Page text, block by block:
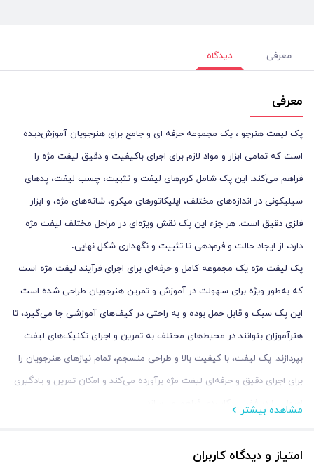
معرفی دیدگاه
معرفی
پک لیفت هنرجو ، یک مجموعه حرفه‌ ای و جامع برای هنرجویان آموزش‌دیده
است که تمامی ابزار و مواد لازم برای اجرای باکیفیت و دقیق لیفت مژه را
فراهم می‌کند. این پک شامل کرم‌های لیفت و تثبیت، چسب لیفت، پدهای
سیلیکونی در اندازه‌های مختلف، اپلیکاتورهای میکرو، شانه‌های مژه، و ابزار
فلزی دقیق است. هر جزء این پک نقش ویژه‌ای در مراحل مختلف لیفت مژه
دارد، از ایجاد حالت و فرم‌دهی تا تثبیت و نگهداری شکل نهایی.
پک لیفت مژه یک مجموعه کامل و حرفه‌ای برای اجرای فرآیند لیفت مژه است
که به‌طور ویژه برای سهولت در آموزش و تمرین هنرجویان طراحی شده است.
این پک سبک و قابل حمل بوده و به راحتی در کیف‌های آموزشی جا می‌گیرد، تا
هنرآموزان بتوانند در محیط‌های مختلف به تمرین و اجرای تکنیک‌های لیفت
بپردازند. پک لیفت، با کیفیت بالا و طراحی منسجم، تمام نیازهای هنرجویان را
برای اجرای دقیق و حرفه‌ای لیفت مژه برآورده می‌کند و امکان تمرین و یادگیری
اصولی را در فضایی کاربردی فراهم می‌سازد.
تجربه کنند و به درکی عمیق‌تر از این تکنیک دست یابند. این پک همچنین به
مشاهده بیشتر
امتیاز و دیدگاه کاربران